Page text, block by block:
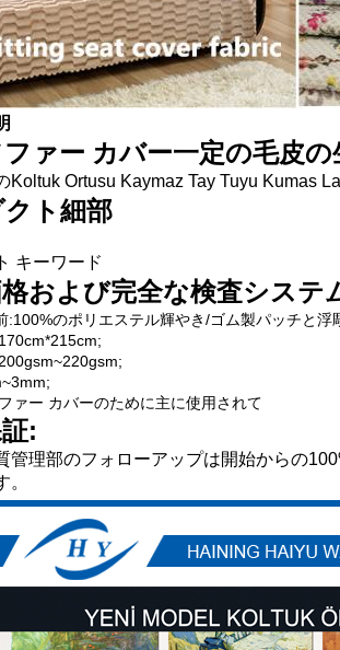
ァー カバー一定の毛皮
Koltuk Ortusu Kaymaz Tay Tuyu Kumas
ト細部
キーワード
および完全な検査システ
:100%のポリエステル輝やき/ゴム製パッチと
ァー カバーのために主に使用されて
:
管理部のフォローアップは開始からの
。